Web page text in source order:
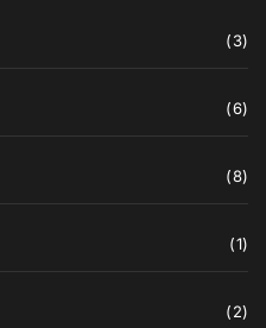
(3)
(6)
(8)
(1)
(2)